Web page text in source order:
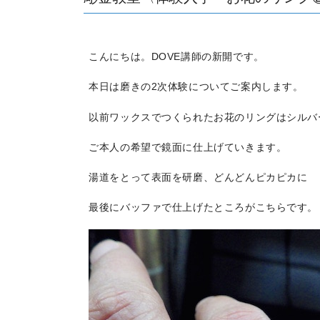
こんにちは。DOVE講師の新開です。
本日は磨きの2次体験についてご案内します。
以前ワックスでつくられたお花のリングはシル
ご本人の希望で鏡面に仕上げていきます。
湯道をとって表面を研磨、どんどんピカピカに
最後にバッファで仕上げたところがこちらです。